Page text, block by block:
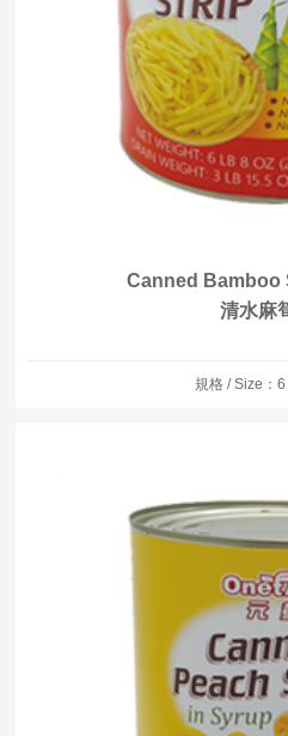
Canned Bamboo
清水麻
規格 / Size：